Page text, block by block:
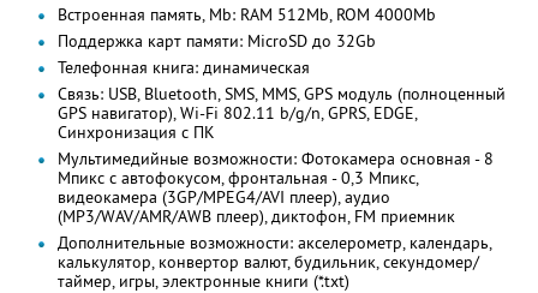
Встроенная память, Mb: RAM 512Mb, ROM 4000Mb
Поддержка карт памяти: MicroSD до 32Gb
Телефонная книга: динамическая
Связь: USB, Bluetooth, SMS, MMS, GPS модуль (полноценный
GPS навигатор), Wi-Fi 802.11 b/g/n, GPRS, EDGE,
Синхронизация с ПК
Мультимедийные возможности: Фотокамера основная - 8
Мпикс с автофокусом, фронтальная - 0,3 Мпикс,
видеокамера (3GP/MPEG4/AVI плеер), аудио
(MP3/WAV/AMR/AWB плеер), диктофон, FM приемник
Дополнительные возможности: акселерометр, календарь,
калькулятор, конвертор валют, будильник, секундомер/
таймер, игры, электронные книги (*.txt)